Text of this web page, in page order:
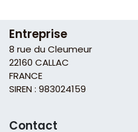
Entreprise
8 rue du Cleumeur
22160 CALLAC
FRANCE
SIREN : 983024159
Contact